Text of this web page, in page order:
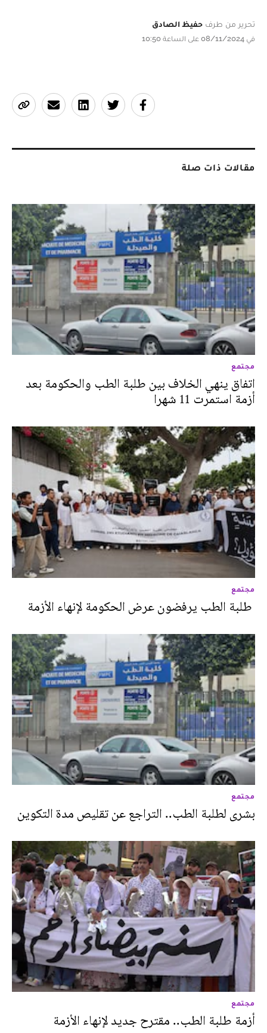
تحرير من طرف حفيظ الصادق
في 08/11/2024 على الساعة 10:50
مقالات ذات صلة
مجتمع
اتفاق ينهي الخلاف بين طلبة الطب والحكومة بعد
أزمة استمرت 11 شهرا
مجتمع
مجتمع
بشرى لطلبة الطب.. التراجع عن تقليص مدة التكوين
مجتمع
أزمة طلبة الطب.. مقترح جديد لإنهاء الأزمة